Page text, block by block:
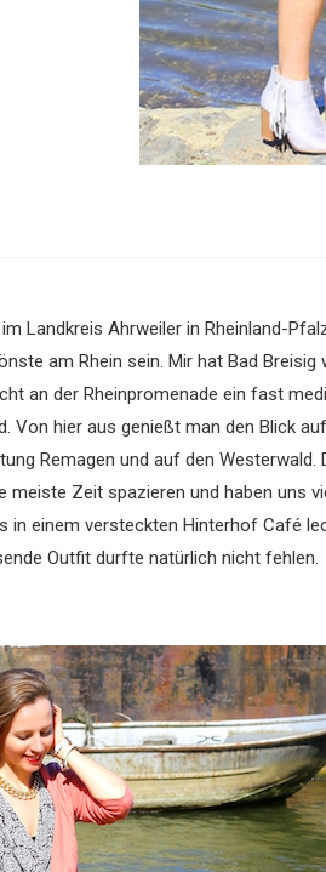
Landkreis Ahrweiler in Rheinland-
am Rhein sein. Mir hat Bad
an der Rheinpromenade ein fast
hier aus genießt man den Blick
Remagen und auf den
meiste Zeit spazieren und haben uns
einem versteckten Hinterhof Café
Outfit durfte natürlich nicht fehlen.